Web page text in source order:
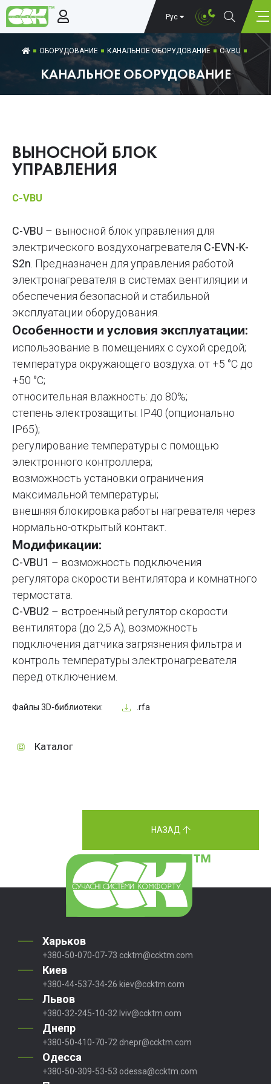
Рус
ОБОРУДОВАНИЕ КАНАЛЬНОЕ ОБОРУДОВАНИЕ C-VBU
КАНАЛЬНОЕ ОБОРУДОВАНИЕ
ВЫНОСНОЙ БЛОК
УПРАВЛЕНИЯ
C-VBU
C-VBU – выносной блок управления для
электрического воздухонагревателя C-EVN-K-
S2n . Предназначен для управления работой
электронагревателя в системах вентиляции и
обеспечения безопасной и стабильной
эксплуатации оборудования.
Особенности и условия эксплуатации:
использование в помещениях с сухой средой;
температура окружающего воздуха: от +5 °C до
+50 °C;
относительная влажность: до 80%;
степень электрозащиты: IP40 (опционально
IP65);
регулирование температуры с помощью
электронного контроллера;
возможность установки ограничения
максимальной температуры;
внешняя блокировка работы нагревателя через
нормально-открытый контакт.
Модификации:
C-VBU1 – возможность подключения
регулятора скорости вентилятора и комнатного
термостата.
C-VBU2 – встроенный регулятор скорости
вентилятора (до 2,5 А), возможность
подключения датчика загрязнения фильтра и
контроль температуры электронагревателя
перед отключением.
Файлы 3D-библиотеки: .rfa
Каталог
НАЗАД
Харьков
+380-50-070-07-73 ccktm@ccktm.com
Киев
+380-44-537-34-26 kiev@ccktm.com
Львов
+380-32-245-10-32 lviv@ccktm.com
Днепр
+380-50-410-70-72 dnepr@ccktm.com
Одесса
+380-50-309-53-53 odessa@ccktm.com